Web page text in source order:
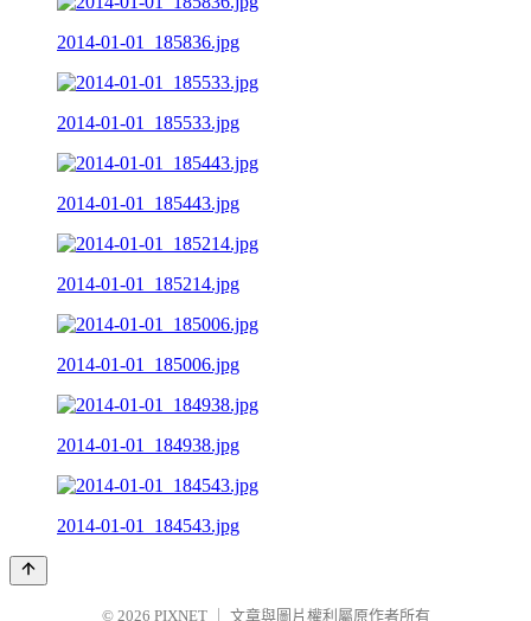
2014-01-01_185836.jpg
2014-01-01_185533.jpg
2014-01-01_185443.jpg
2014-01-01_185214.jpg
2014-01-01_185006.jpg
2014-01-01_184938.jpg
2014-01-01_184543.jpg
© 2026 PIXNET 文章與圖片權利屬原作者所有